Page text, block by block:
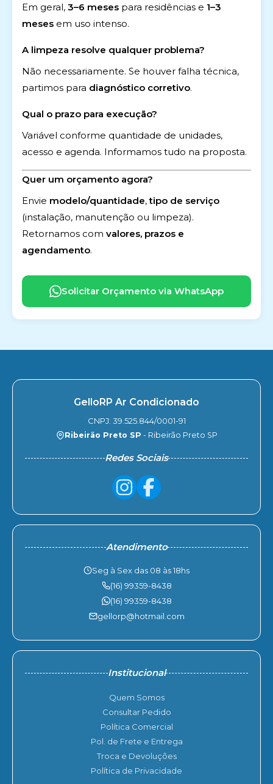
Em geral, 3–6 meses para residências e 1–3
meses em uso intenso.
A limpeza resolve qualquer problema?
Não necessariamente. Se houver falha técnica,
partimos para diagnóstico corretivo.
Qual o prazo para execução?
Variável conforme quantidade de unidades,
acesso e agenda. Informamos tudo na proposta.
Quer um orçamento agora?
Envie modelo/quantidade,tipo de serviço
(instalação, manutenção ou limpeza).
Retornamos com valores, prazos e
agendamento.
Solicitar Orçamento via WhatsApp
GelloRP Ar Condicionado
CNPJ: 39.525.844/0001-91
Ribeirão Preto SP - Ribeirão Preto SP
Redes Sociais
Atendimento
Seg à Sex das 08 às 18hs
(16) 99359-8438
(16) 99359-8438
gellorp@hotmail.com
Institucional
Quem Somos
Consultar Pedido
Política Comercial
Pol. de Frete e Entrega
Troca e Devoluções
Política de Privacidade